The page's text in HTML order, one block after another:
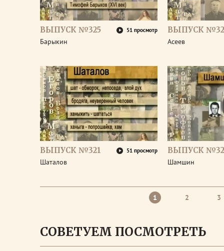
ВЫПУСК №325 51 просмотр
Барыкин
ВЫПУСК
Асеев
ВЫПУСК №321 51 просмотр
Шаталов
ВЫПУСК
Шамшин
1 2 3
СОВЕТУЕМ ПОСМОТРЕТЬ